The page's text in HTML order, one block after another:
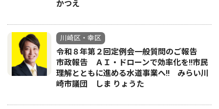
かつえ
川崎区・幸区
令和８年第２回定例会一般質問のご報告
市政報告 ＡＩ・ドローンで効率化を!!市民
理解とともに進める水道事業へ!! みらい川
崎市議団 しま りょうた